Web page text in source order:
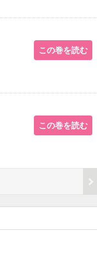
この巻を読む
この巻を読む